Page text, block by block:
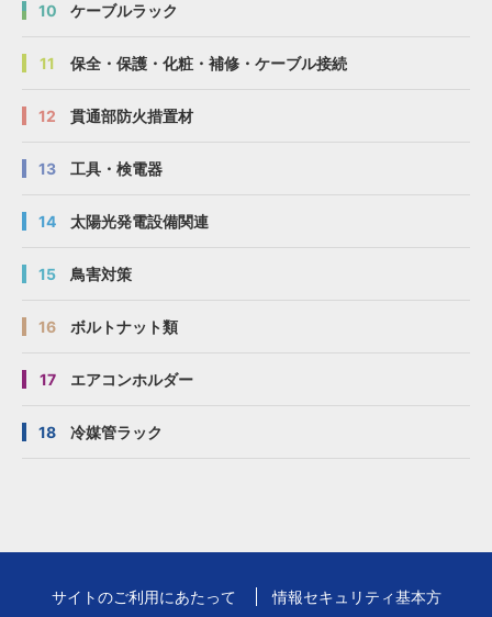
10 ケーブルラック
11 保全・保護・化粧・補修・ケーブル接続
12 貫通部防火措置材
13 工具・検電器
14 太陽光発電設備関連
15 鳥害対策
16 ボルトナット類
17 エアコンホルダー
18 冷媒管ラック
サイトのご利用にあたって 情報セキュリティ基本方